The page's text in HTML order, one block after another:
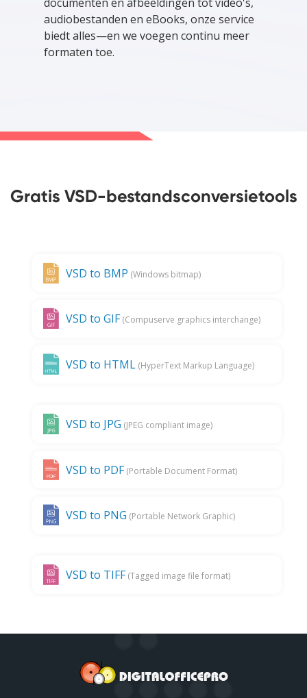
audiobestanden en eBooks, onze service
biedt alles—en we voegen continu meer
formaten toe.
Gratis VSD-bestandsconversietools
VSD to BMP (Windows bitmap)
VSD to GIF (Compuserve graphics interchange)
VSD to HTML (HyperText Markup Language)
VSD to JPG (JPEG compliant image)
VSD to PDF (Portable Document Format)
VSD to PNG (Portable Network Graphic)
VSD to TIFF (Tagged image file format)